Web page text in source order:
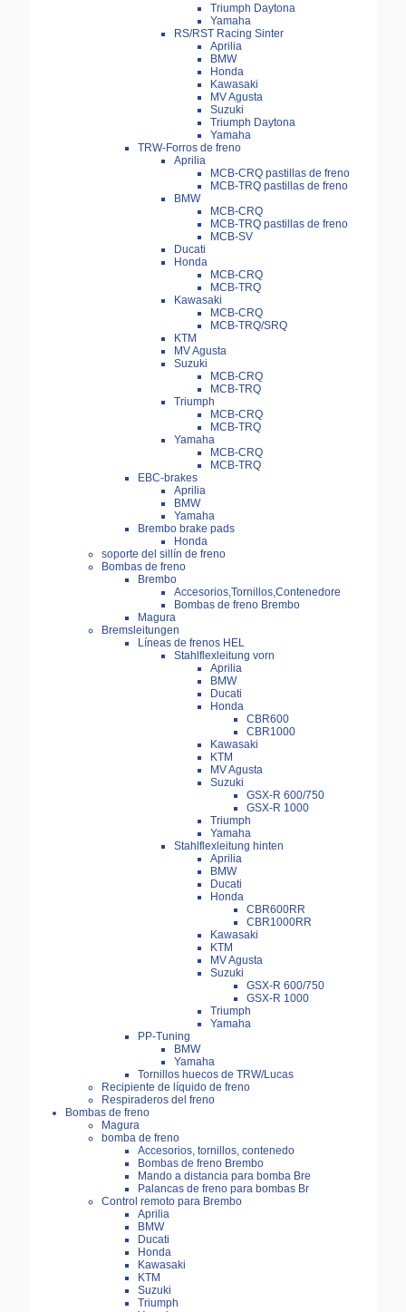
Triumph Daytona
Yamaha
RS/RST Racing Sinter
Aprilia
BMW
Honda
Kawasaki
MV Agusta
Suzuki
Triumph Daytona
Yamaha
TRW-Forros de freno
Aprilia
MCB-CRQ pastillas de freno
MCB-TRQ pastillas de freno
BMW
MCB-CRQ
MCB-TRQ pastillas de freno
MCB-SV
Ducati
Honda
MCB-CRQ
MCB-TRQ
Kawasaki
MCB-CRQ
MCB-TRQ/SRQ
KTM
MV Agusta
Suzuki
MCB-CRQ
MCB-TRQ
Triumph
MCB-CRQ
MCB-TRQ
Yamaha
MCB-CRQ
MCB-TRQ
EBC-brakes
Aprilia
BMW
Yamaha
Brembo brake pads
Honda
soporte del sillín de freno
Bombas de freno
Brembo
Accesorios,Tornillos,Contenedore
Bombas de freno Brembo
Magura
Bremsleitungen
Líneas de frenos HEL
Stahlflexleitung vorn
Aprilia
BMW
Ducati
Honda
CBR600
CBR1000
Kawasaki
KTM
MV Agusta
Suzuki
GSX-R 600/750
GSX-R 1000
Triumph
Yamaha
Stahlflexleitung hinten
Aprilia
BMW
Ducati
Honda
CBR600RR
CBR1000RR
Kawasaki
KTM
MV Agusta
Suzuki
GSX-R 600/750
GSX-R 1000
Triumph
Yamaha
PP-Tuning
BMW
Yamaha
Tornillos huecos de TRW/Lucas
Recipiente de líquido de freno
Respiraderos del freno
Bombas de freno
Magura
bomba de freno
Accesorios, tornillos, contenedo
Bombas de freno Brembo
Mando a distancia para bomba Bre
Palancas de freno para bombas Br
Control remoto para Brembo
Aprilia
BMW
Ducati
Honda
Kawasaki
KTM
Suzuki
Triumph